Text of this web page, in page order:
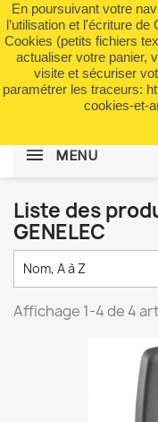
En poursuivant votre
l’utilisation et l'écriture
Cookies (petits fichiers
actualiser votre panier,
visite et sécuriser
paramétrer les traceurs:
cookies-et-

search
MENU
Liste des
GENELEC
Nom, A à Z
Affichage 1-4 de 4